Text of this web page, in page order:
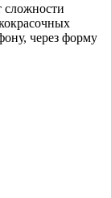
сложности
через форму